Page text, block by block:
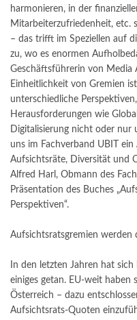
harmonieren, in der
Mitarbeiterzufriedenheit, etc.
– das trifft im Speziellen auf
zu, wo es enormen
Geschäftsführerin von Media
Einheitlichkeit von Gremien
unterschiedliche
Herausforderungen wie
Digitalisierung nicht oder nur
uns im Fachverband UBIT
Aufsichtsräte, Diversität und
Alfred Harl, Obmann des
Präsentation des Buches
Perspektiven“.
Aufsichtsratsgremien werden
In den letzten Jahren hat
einiges getan. EU-weit haben
Österreich – dazu
Aufsichtsrats-Quoten